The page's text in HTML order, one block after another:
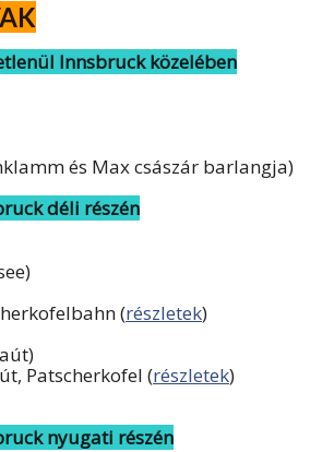
Innsbruck közelében
és Max császár barlangja)
déli részén
(részletek)
Patscherkofel (részletek)
nyugati részén